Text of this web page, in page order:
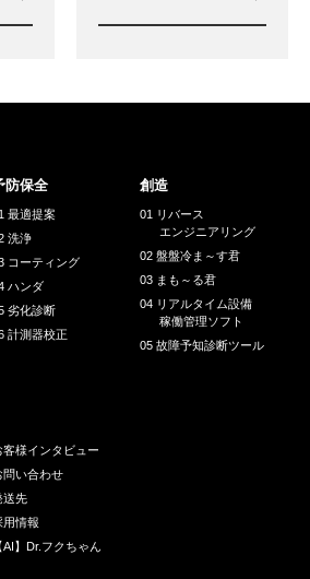
防保全
最適提案
洗浄
コーティング
ハンダ
劣化診断
計測器校正
創造
01 リバース
エンジニアリング
02 盤盤冷ま～す君
03 まも～る君
04 リアルタイム設備
稼働管理ソフト
05 故障予知診断ツール
客様インタビュー
問い合わせ
送先
用情報
AI】Dr.フクちゃん